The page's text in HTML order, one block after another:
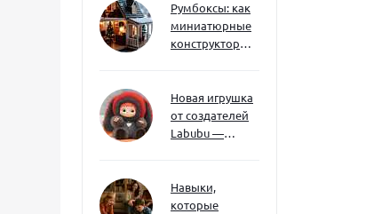
ждать и как
подготовиться
Румбоксы: как
миниатюрные
конструкторы
мышление и
внимание к
деталям
Новая игрушка
от создателей
Labubu —
Навыки,
которые